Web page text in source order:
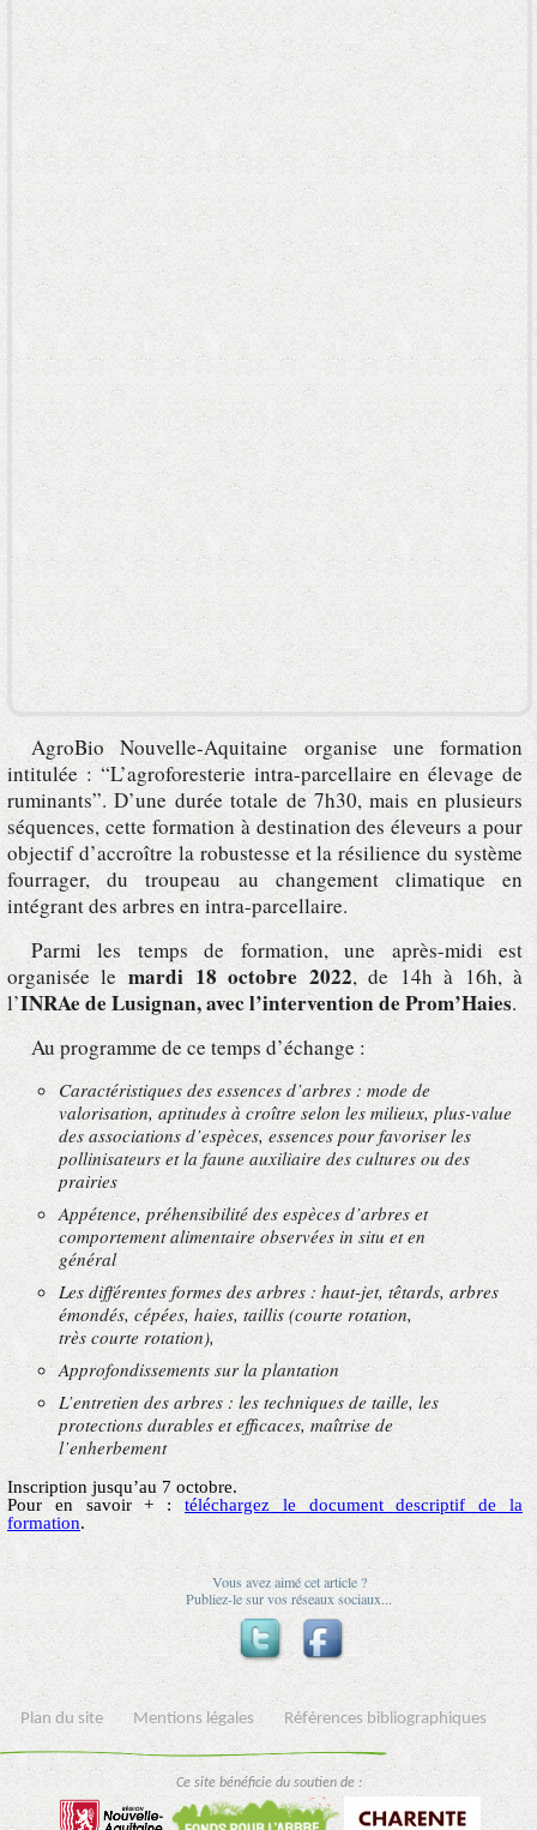
AgroBio Nouvelle-Aquitaine organise une formation
intitulée : “L’agroforesterie intra-parcellaire en élevage de
ruminants”. D’une durée totale de 7h30, mais en plusieurs
séquences, cette formation à destination des éleveurs a pour
objectif d’accroître la robustesse et la résilience du système
fourrager, du troupeau au changement climatique en
intégrant des arbres en intra-parcellaire.
Parmi les temps de formation, une après-midi est
organisée le mardi 18 octobre 2022, de 14h à 16h, à
l’INRAe de Lusignan, avec l’intervention de Prom’Haies.
Au programme de ce temps d’échange :
Caractéristiques des essences d’arbres : mode de
valorisation, aptitudes à croître selon les milieux, plus-value
des associations d’espèces, essences pour favoriser les
pollinisateurs et la faune auxiliaire des cultures ou des
prairies
Appétence, préhensibilité des espèces d’arbres et
comportement alimentaire observées in situ et en
général
Les différentes formes des arbres : haut-jet, têtards, arbres
émondés, cépées, haies, taillis (courte rotation,
très courte rotation),
Approfondissements sur la plantation
L’entretien des arbres : les techniques de taille, les
protections durables et efficaces, maîtrise de
l’enherbement
Inscription jusqu’au 7 octobre.
Pour en savoir + :téléchargez le document descriptif de la
formation.
Vous avez aimé cet article ?
Publiez-le sur vos réseaux sociaux...
Plan du site Mentions légales Références bibliographiques
Ce site bénéficie du soutien de :